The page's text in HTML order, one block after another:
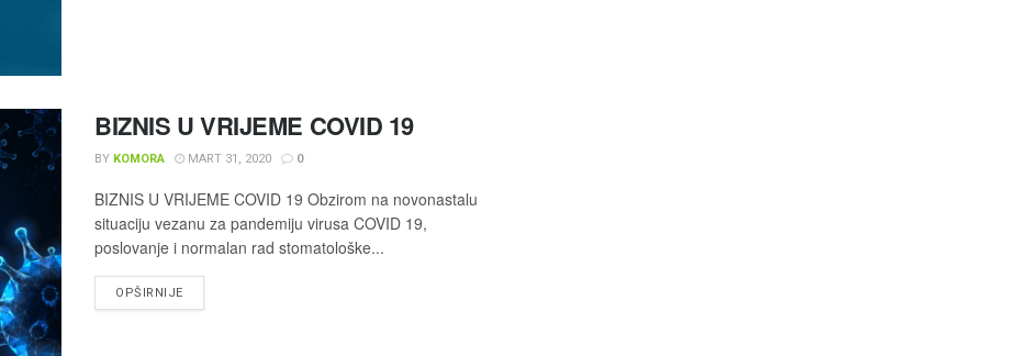
BIZNIS U VRIJEME COVID 19
BY KOMORA MART 31, 2020 0
BIZNIS U VRIJEME COVID 19 Obzirom na novonastalu
situaciju vezanu za pandemiju virusa COVID 19,
poslovanje i normalan rad stomatološke...
OPŠIRNIJE